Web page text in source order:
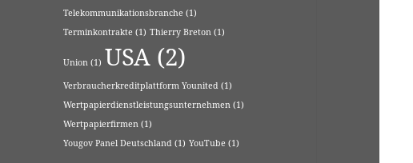
Telekommunikationsbranche (1)
Terminkontrakte (1) Thierry Breton (1)
Union (1) USA (2)
Verbraucherkreditplattform Younited (1)
Wertpapierdienstleistungsunternehmen (1)
Wertpapierfirmen (1)
Yougov Panel Deutschland (1) YouTube (1)